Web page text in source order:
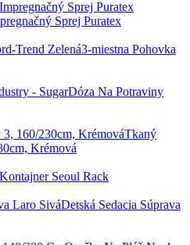
Sprej Puratex
3-miestna Pohovka
Dóza Na Potraviny
Tkaný
Krémová
Kontajner Seoul Rack
Detská Sedacia Súprava